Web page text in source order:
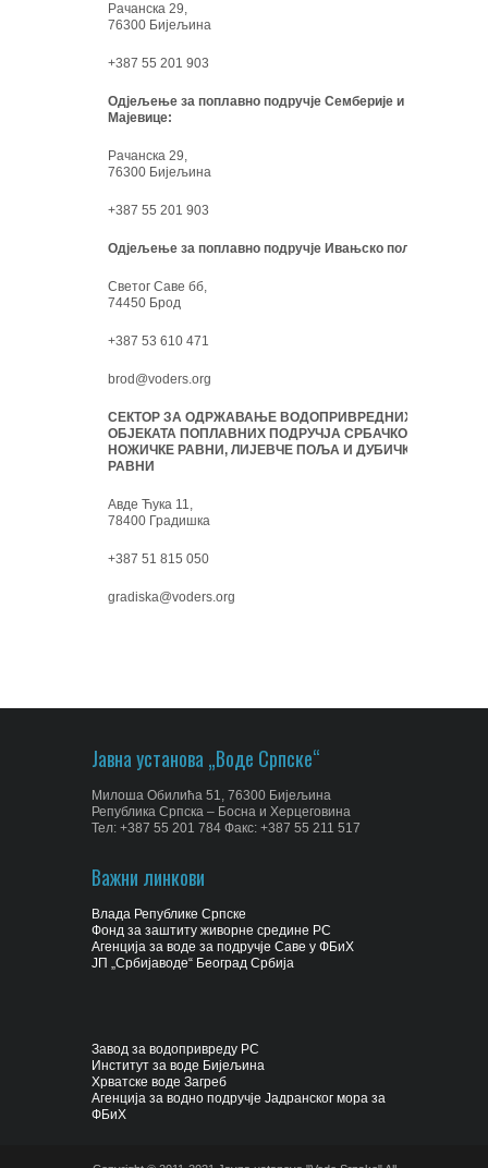
Рачанска 29,
76300 Бијељина
+387 55 201 903
Одјељење за поплавно подручје Семберије и
Мајевице:
Рачанска 29,
76300 Бијељина
+387 55 201 903
Одјељење за поплавно подручје Ивањско поље:
Светог Саве бб,
74450 Брод
+387 53 610 471
brod@voders.org
СЕКТОР ЗА ОДРЖАВАЊЕ ВОДОПРИВРЕДНИХ
ОБЈЕКАТА ПОПЛАВНИХ ПОДРУЧЈА СРБАЧКО-
НОЖИЧКЕ РАВНИ, ЛИЈЕВЧЕ ПОЉА И ДУБИЧКЕ
РАВНИ
Авде Ћука 11,
78400 Градишка
+387 51 815 050
gradiska@voders.org
Јавна установа „Воде Српске“
Милоша Обилића 51, 76300 Бијељина
Република Српска – Босна и Херцеговина
Тел: +387 55 201 784 Факс: +387 55 211 517
Важни линкови
Влада Републике Српске
Фонд за заштиту живорне средине РС
Агенција за воде за подручје Саве у ФБиХ
ЈП „Србијаводе“ Београд Србија
Завод за водопривреду РС
Институт за воде Бијељина
Хрватске воде Загреб
Агенција за водно подручје Јадранског мора за
ФБиХ